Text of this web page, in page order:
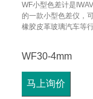
WF小型色差计是
的一款小型色差仪，
橡胶皮革玻璃汽车等
WF30-4mm
马上询价